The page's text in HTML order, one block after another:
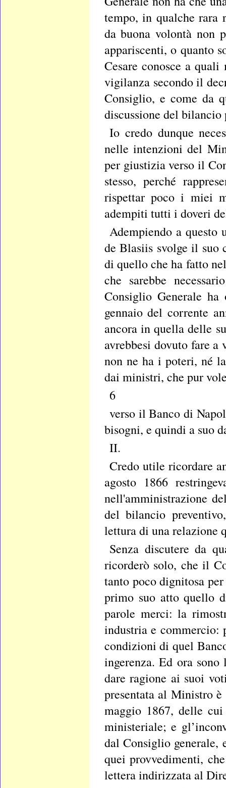
tempo, in qualche rara
da buona volontà non
appariscenti, o quanto
Cesare conosce a
vigilanza secondo il
Consiglio, e come da
discussione del bilancio
Io credo dunque
nelle intenzioni del
per giustizia verso il
stesso, perché
rispettar poco i miei
adempiti tutti i doveri
Adempiendo a questo
de Blasiis svolge il suo
di quello che ha fatto
che sarebbe
Consiglio Generale
gennaio del corrente
ancora in quella delle
avrebbesi dovuto fare
non ne ha i poteri, né
dai ministri, che pur
6
verso il Banco di
bisogni, e quindi a suo
II.
Credo utile ricordare
agosto 1866
nell'amministrazione
del bilancio
lettura di una relazione
Senza discutere da
ricorderò solo, che il
tanto poco dignitosa
primo suo atto quello
parole merci: la
industria e commercio:
condizioni di quel
ingerenza. Ed ora
dare ragione ai suoi
presentata al Ministro
maggio 1867, delle
ministeriale; e
dal Consiglio generale,
quei provvedimenti,
lettera indirizzata al